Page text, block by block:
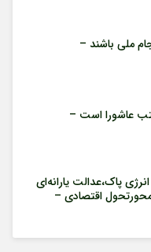
ملی باشند –
عاشورا است –
پاک،عدالت یارانه‌ای
اقتصادی –